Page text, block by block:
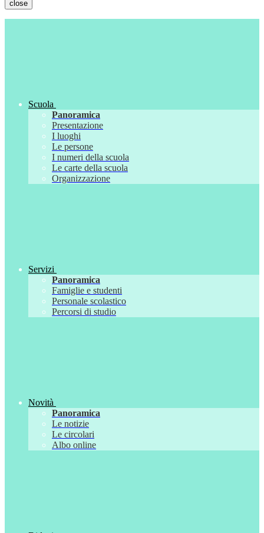
close
Scuola
Panoramica
Presentazione
I luoghi
Le persone
I numeri della scuola
Le carte della scuola
Organizzazione
Servizi
Panoramica
Famiglie e studenti
Personale scolastico
Percorsi di studio
Novità
Panoramica
Le notizie
Le circolari
Albo online